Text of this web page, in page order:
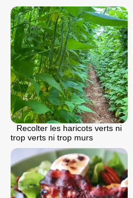
Recolter les haricots verts ni
trop verts ni trop murs